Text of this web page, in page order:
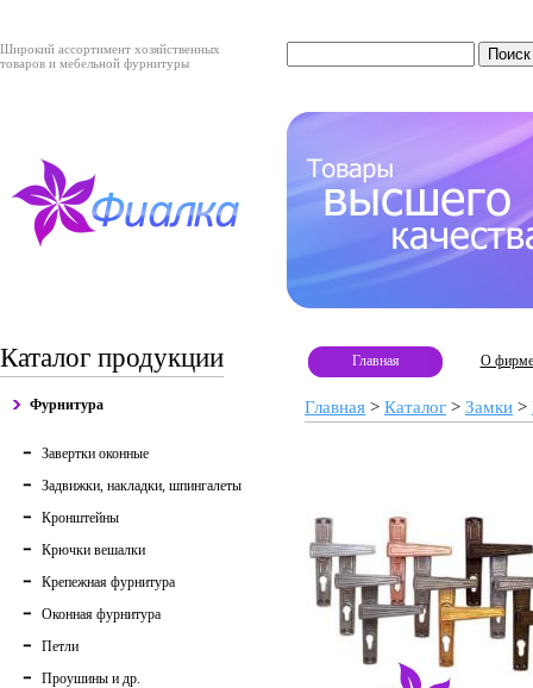
Широкий ассортимент хозяйственных
товаров и мебельной фурнитуры
Каталог продукции
Фурнитура
Завертки оконные
Задвижки, накладки, шпингалеты
Кронштейны
Крючки вешалки
Крепежная фурнитура
Оконная фурнитура
Петли
Проушины и др.
Главная О фирме
Главная > Каталог > Замки >